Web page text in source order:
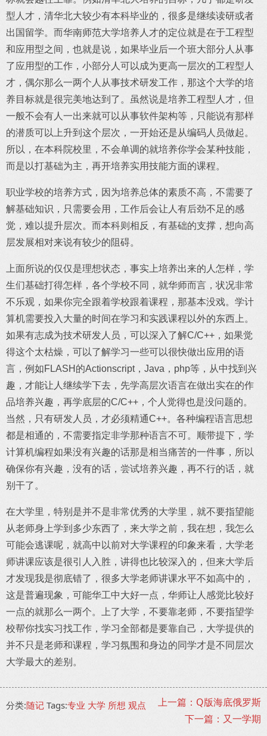
型人才，清华北大较少有本科毕业的，很多是继续读研或者
出国留学。而华南师范大学培养人才的定位就是在于工程型
和应用型之间，也就是说，如果毕业后一个班大部分人从事
了应用型的工作，小部分人可以成为更高一层次的工程型人
才，偶尔那么一两个人从事技术研发工作，那这个大学的培
养目标就是很完美地达到了。虽然说是培养工程型人才，但
一般不会有人一出来就可以从事软件架构等，只能说有那样
的潜质可以上升到这个层次，一开始还是从编码人员做起。
所以，在本科院校里，不会单调的就培养你学会某种技能，
而是以打基础为主，再开培养实用技能方面的课程。
职业学校的培养方式，因为培养总体的素质不高，不需要了
解基础知识，只需要会用，工作后会让人有后劲不足的感
觉，难以提升层次。而本科则相反，有基础的支撑，想向高
层发展相对来说有较少的阻碍。
上面所说的仅仅是理想状态，事实上培养出来的人怎样，学
生们基础打得怎样，各个学校不同，就华师而言，状况非常
不乐观，如果你完全跟着学校跟着课程，那基本没戏。学计
算机需要投入大量的时间在学习和实践课程以外的东西上。
如果有志成为技术研发人员，可以深入了解C/C++，如果觉
得这个太枯燥，可以了解学习一些可以很快做出应用的语
言，例如FLASH的Actionscript，Java，php等，从中找到兴
趣，才能让人继续学下去，先学高层次语言在做出实在的作
品培养兴趣，再学底层的C/C++，个人觉得也是没问题的。
当然，只有研发人员，才必须精通C++。各种编程语言思想
都是相通的，不需要指定非学那种语言不可。顺带提下，学
计算机编程如果没有兴趣的话那是相当痛苦的一件事，所以
确保你有兴趣，没有的话，尝试培养兴趣，再不行的话，就
别干了。
在大学里，特别是并不是非常优秀的大学里，就不要指望能
从老师身上学到多少东西了，来大学之前，我在想，我怎么
可能会逃课呢，就高中以前对大学课程的印象来看，大学老
师讲课应该是很引人入胜，讲得也比较深入的，但来大学后
才发现我是彻底错了，很多大学老师讲课水平不如高中的，
这是普遍现象，可能华工中大好一点，华师让人感觉比较好
一点的就那么一两个。上了大学，不要靠老师，不要指望学
校帮你找实习找工作，学习全部都是要靠自己，大学提供的
并不只是老师和课程，学习氛围和身边的同学才是不同层次
大学最大的差别。
分类:随记 Tags:专业 大学 所想 观点
上一篇：Q版海底俄罗斯
下一篇：又一学期